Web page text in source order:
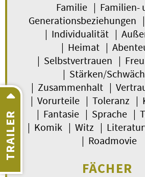
TRAILER
Familie | Familien-
| Individualität |
| Heimat |
| Selbstvertrauen |
| Stärken/
| Zusammenhalt |
| Vorurteile | Toleranz |
| Fantasie | Sprache |
| Komik | Witz |
| Roadmovie
FÄCHER